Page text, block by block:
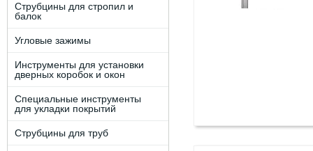
Струбцины для стропил и
балок
Угловые зажимы
Инструменты для установки
дверных коробок и окон
Специальные инструменты
для укладки покрытий
Струбцины для труб